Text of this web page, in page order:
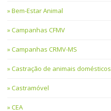
Bem-Estar Animal
Campanhas CFMV
Campanhas CRMV-MS
Castração de animais domésticos
Castramóvel
CEA